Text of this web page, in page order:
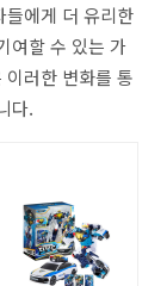
들에게 더 유리한
여할 수 있는 가
러한 변화를 통
다.